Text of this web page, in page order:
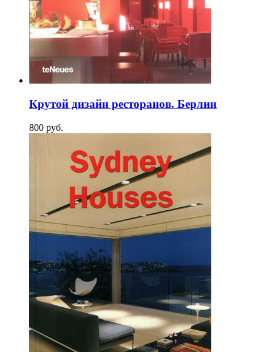
Крутой дизайн ресторанов. Берлин
800 pуб.